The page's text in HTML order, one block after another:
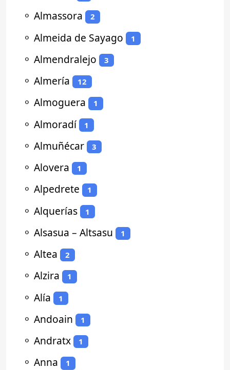
⚬ Almassora 2
⚬ Almeida de Sayago 1
⚬ Almendralejo 3
⚬ Almería 12
⚬ Almoguera 1
⚬ Almoradí 1
⚬ Almuñécar 3
⚬ Alovera 1
⚬ Alpedrete 1
⚬ Alquerías 1
⚬ Alsasua – Altsasu 1
⚬ Altea 2
⚬ Alzira 1
⚬ Alía 1
⚬ Andoain 1
⚬ Andratx 1
⚬ Anna 1